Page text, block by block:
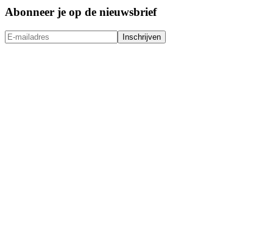
Abonneer je op de nieuwsbrief
Inschrijven